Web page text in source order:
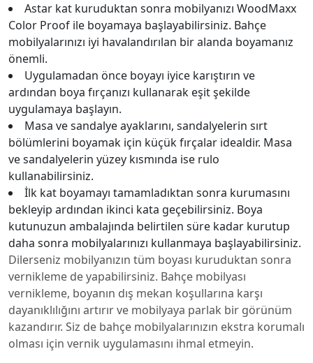
Astar kat kuruduktan sonra mobilyanızı WoodMaxx
Color Proof ile boyamaya başlayabilirsiniz. Bahçe
mobilyalarınızı iyi havalandırılan bir alanda boyamanız
önemli.
Uygulamadan önce boyayı iyice karıştırın ve
ardından boya fırçanızı kullanarak eşit şekilde
uygulamaya başlayın.
Masa ve sandalye ayaklarını, sandalyelerin sırt
bölümlerini boyamak için küçük fırçalar idealdir. Masa
ve sandalyelerin yüzey kısmında ise rulo
kullanabilirsiniz.
İlk kat boyamayı tamamladıktan sonra kurumasını
bekleyip ardından ikinci kata geçebilirsiniz. Boya
kutunuzun ambalajında belirtilen süre kadar kurutup
daha sonra mobilyalarınızı kullanmaya başlayabilirsiniz.
Dilerseniz mobilyanızın tüm boyası kuruduktan sonra
vernikleme de yapabilirsiniz. Bahçe mobilyası
vernikleme, boyanın dış mekan koşullarına karşı
dayanıklılığını artırır ve mobilyaya parlak bir görünüm
kazandırır. Siz de bahçe mobilyalarınızın ekstra korumalı
olması için vernik uygulamasını ihmal etmeyin.